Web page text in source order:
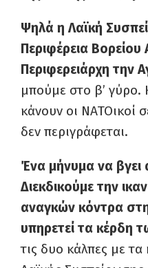
Ψηλά η Λαϊκή
Περιφέρεια Βορείου
Περιφερειάρχη την
μπούμε στο β’
κάνουν οι ΝΑΤΟικοί
δεν περιγράφεται.
Ένα μήνυμα να βγει
Διεκδικούμε την
αναγκών κόντρα
υπηρετεί τα κέρδη
τις δυο κάλπες με